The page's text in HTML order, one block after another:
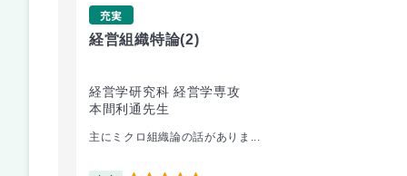
充実
経営組織特論(2)
経営学研究科 経営学専攻
本間利通先生
主にミクロ組織論の話がありま...